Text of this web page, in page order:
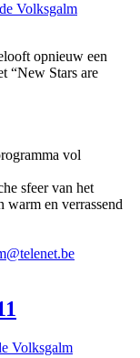
Volksgalm
opnieuw een
“New Stars are
vol
sfeer van het
warm en verrassend
Volksgalm